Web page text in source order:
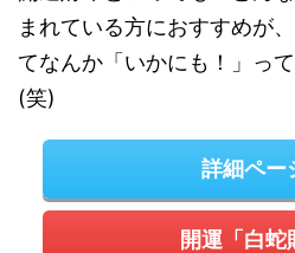
まれている方におすすめが
てなんか「いかにも！」っ
(笑)
詳細ペー
開運「白蛇